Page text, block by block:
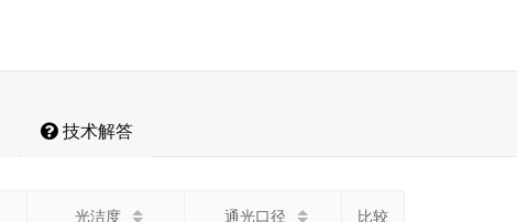
技术解答
光洁度 通光口径 比较